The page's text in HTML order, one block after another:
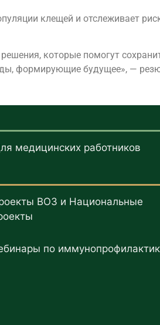
клещей и отслеживает
которые помогут
формирующие будущее», —
медицинских работников
ВОЗ и Национальные
по